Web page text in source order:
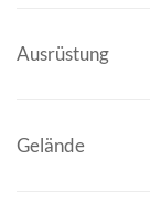
Ausrüstung
Gelände